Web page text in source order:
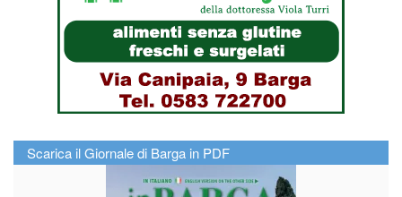
Scarica il Giornale di Barga in PDF